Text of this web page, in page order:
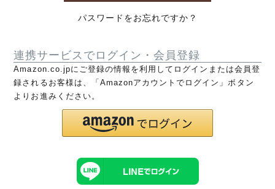
パスワードをお忘れですか？
連携サービスでログイン・会員登録
Amazon.co.jpにご登録の情報を利用してログインまたは会員登
録されるお客様は、「Amazonアカウントでログイン」ボタン
よりお進みください。